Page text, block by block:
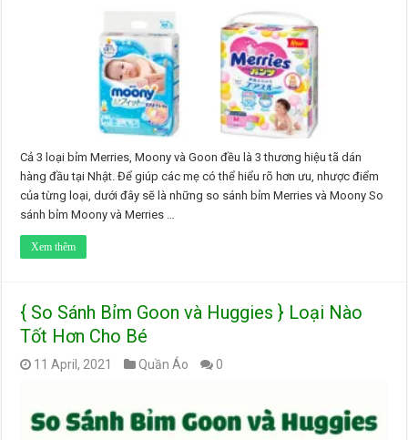
Cả 3 loại bỉm Merries, Moony và Goon đều là 3 thương hiệu tã dán
hàng đầu tại Nhật. Để giúp các mẹ có thể hiểu rõ hơn ưu, nhược điểm
của từng loại, dưới đây sẽ là những so sánh bỉm Merries và Moony So
sánh bỉm Moony và Merries …
Xem thêm
{ So Sánh Bỉm Goon và Huggies } Loại Nào
Tốt Hơn Cho Bé
11 April, 2021 Quần Áo 0